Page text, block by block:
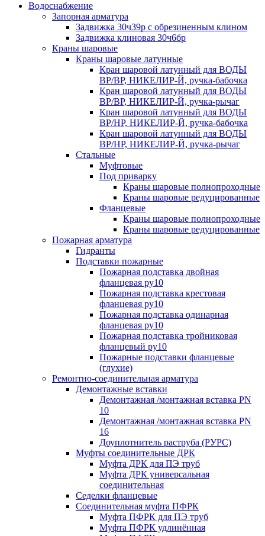
Водоснабжение
Запорная арматура
Задвижка 30ч39р с обрезиненным клином
Задвижка клиновая 30ч6бр
Краны шаровые
Краны шаровые латунные
Кран шаровой латунный для ВОДЫ
ВР/ВР, НИКЕЛИР-Й, ручка-бабочка
Кран шаровой латунный для ВОДЫ
ВР/ВР, НИКЕЛИР-Й, ручка-рычаг
Кран шаровой латунный для ВОДЫ
ВР/НР, НИКЕЛИР-Й, ручка-бабочка
Кран шаровой латунный для ВОДЫ
ВР/НР, НИКЕЛИР-Й, ручка-рычаг
Стальные
Муфтовые
Под приварку
Краны шаровые полнопроходные
Краны шаровые редуцированные
Фланцевые
Краны шаровые полнопроходные
Краны шаровые редуцированные
Пожарная арматура
Гидранты
Подставки пожарные
Пожарная подставка двойная
фланцевая ру10
Пожарная подставка крестовая
фланцевая ру10
Пожарная подставка одинарная
фланцевая ру10
Пожарная подставка тройниковая
фланцевый ру10
Пожарные подставки фланцевые
(глухие)
Ремонтно-соединительная арматура
Демонтажные вставки
Демонтажная /монтажная вставка PN
10
Демонтажная /монтажная вставка PN
16
Доуплотнитель раструба (РУРС)
Муфты соединительные ДРК
Муфта ДРК для ПЭ труб
Муфта ДРК универсальная
соединительная
Седелки фланцевые
Соединительная муфта ПФРК
Муфта ПФРК для ПЭ труб
Муфта ПФРК удлинённая